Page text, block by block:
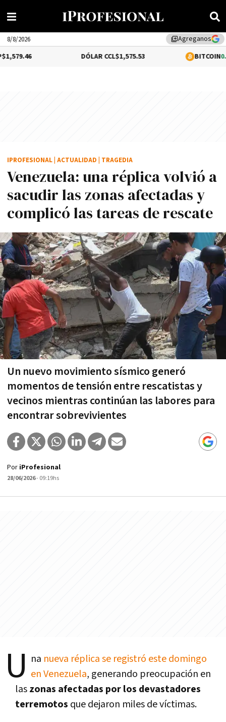
library_addAgreganos
8/8/2026
$1,575.53 0.89%
Venezuela: una réplica volvió a
sacudir las zonas afectadas y
complicó las tareas de rescate
Un nuevo movimiento sísmico generó
momentos de tensión entre rescatistas y
vecinos mientras continúan las labores para
encontrar sobrevivientes
IPROFESIONAL ACTUALIDAD TRAGEDIA
Por iProfesional
28/06/2026- 09:19hs
U na nueva réplica se registró este domingo
en Venezuela, generando preocupación en
laszonas afectadas por los devastadores
terremotos que dejaron miles de víctimas.